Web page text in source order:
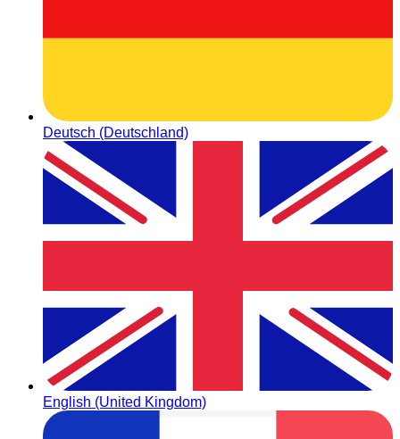
Deutsch (Deutschland)
English (United Kingdom)